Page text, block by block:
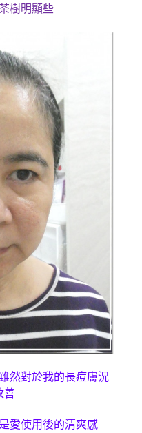
樹明顯些
然對於我的長痘膚況
善
愛使用後的清爽感